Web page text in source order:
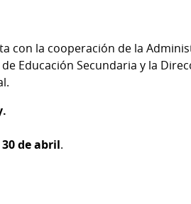
con la cooperación de la
Educación Secundaria y la
30 de abril.